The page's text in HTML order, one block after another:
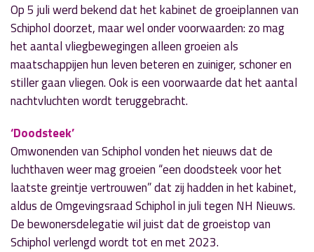
Op 5 juli werd bekend dat het kabinet de groeiplannen van
Schiphol doorzet, maar wel onder voorwaarden: zo mag
het aantal vliegbewegingen alleen groeien als
maatschappijen hun leven beteren en zuiniger, schoner en
stiller gaan vliegen. Ook is een voorwaarde dat het aantal
nachtvluchten wordt teruggebracht.
‘Doodsteek’
Omwonenden van Schiphol vonden het nieuws dat de
luchthaven weer mag groeien “een doodsteek voor het
laatste greintje vertrouwen” dat zij hadden in het kabinet,
aldus de Omgevingsraad Schiphol in juli tegen NH Nieuws.
De bewonersdelegatie wil juist dat de groeistop van
Schiphol verlengd wordt tot en met 2023.